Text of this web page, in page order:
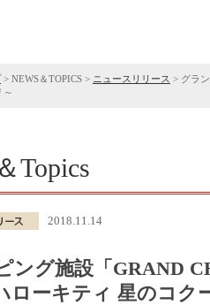
> NEWS＆TOPICS > ニュースリリース > グラ
～
Topics
2018.11.14
ング施設「GRAND
ローキティ 星のコ